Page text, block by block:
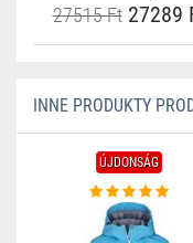
27515 Ft27289
INNE PRODUKTY
ÚJDONSÁG